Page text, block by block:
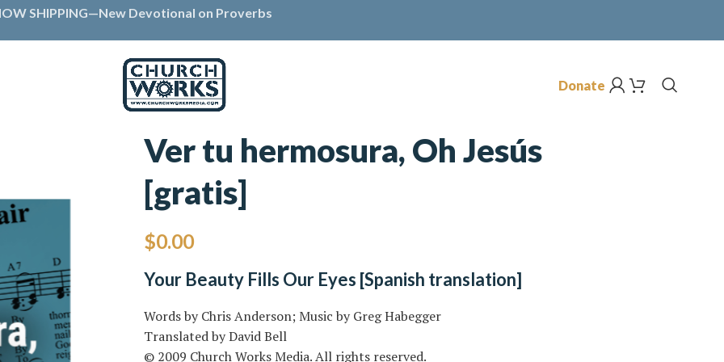
SHIPPING—New Devotional on Proverbs
Donate
Ver tu hermosura, Oh Jesús
[gratis]
$0.00
Your Beauty Fills Our Eyes [Spanish translation]
Words by Chris Anderson; Music by Greg Habegger
Translated by David Bell
© 2009 Church Works Media. All rights reserved.